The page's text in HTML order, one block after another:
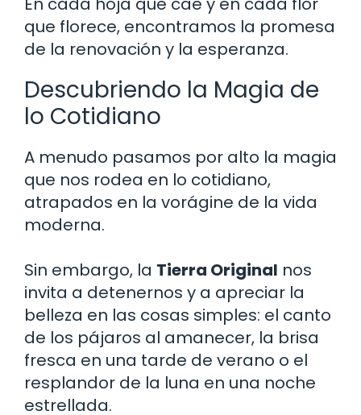
que florece, encontramos la promesa
de la renovación y la esperanza.
Descubriendo la Magia de
lo Cotidiano
A menudo pasamos por alto la magia
que nos rodea en lo cotidiano,
atrapados en la vorágine de la vida
moderna.
Sin embargo, la Tierra Original nos
invita a detenernos y a apreciar la
belleza en las cosas simples: el canto
de los pájaros al amanecer, la brisa
fresca en una tarde de verano o el
resplandor de la luna en una noche
estrellada.